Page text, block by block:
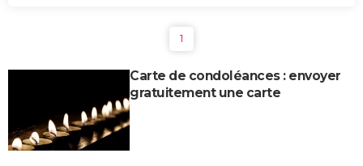
1
Carte de condoléances : envoyer
gratuitement une carte